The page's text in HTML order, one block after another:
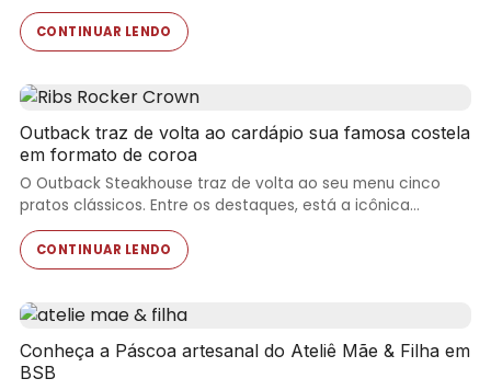
CONTINUAR LENDO
Outback traz de volta ao cardápio sua famosa costela
em formato de coroa
O Outback Steakhouse traz de volta ao seu menu cinco
pratos clássicos. Entre os destaques, está a icônica…
CONTINUAR LENDO
Conheça a Páscoa artesanal do Ateliê Mãe & Filha em
BSB